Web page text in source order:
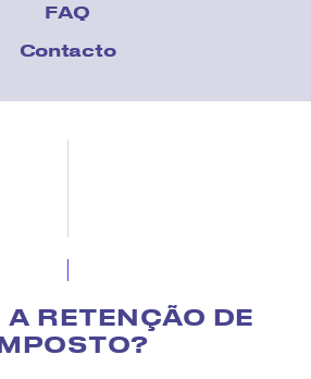
FAQ
Contacto
A RETENÇÃO DE